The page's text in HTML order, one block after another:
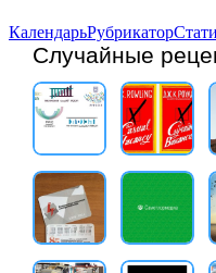
КалендарьРубрикатор
Случайные